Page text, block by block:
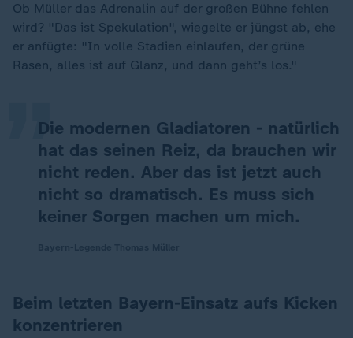
Ob Müller das Adrenalin auf der großen Bühne fehlen
wird? "Das ist Spekulation", wiegelte er jüngst ab, ehe
er anfügte: "In volle Stadien einlaufen, der grüne
Rasen, alles ist auf Glanz, und dann geht’s los."
Die modernen Gladiatoren - natürlich
hat das seinen Reiz, da brauchen wir
nicht reden. Aber das ist jetzt auch
nicht so dramatisch. Es muss sich
keiner Sorgen machen um mich.
„
Beim letzten Bayern-Einsatz aufs Kicken
konzentrieren